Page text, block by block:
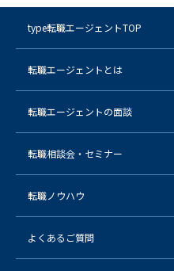
type転職エージェントTOP
転職エージェントとは
転職エージェントの面談
転職相談会・セミナー
転職ノウハウ
よくあるご質問